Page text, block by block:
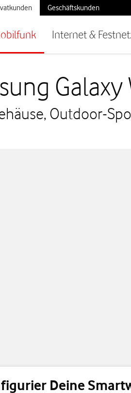
Internet &
Geschäftskunden
Outdoor-
Deine